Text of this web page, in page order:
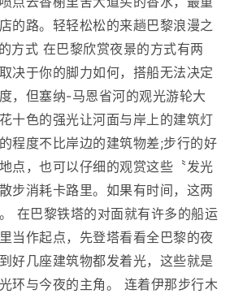
的路。轻轻松松的来趟巴黎浪漫之
方式 在巴黎欣赏夜景的方式有两
决于你的脚力如何，搭船无法决定
，但塞纳-马恩省河的观光游轮大
十色的强光让河面与岸上的建筑灯
程度不比岸边的建筑物差;步行的好
点，也可以仔细的观赏这些〝发光
步消耗卡路里。如果有时间，这两
在巴黎铁塔的对面就有许多的船运
当作起点，先登塔看看全巴黎的夜
好几座建筑物都发着光，这些就是
环与今夜的主角。 连着伊那步行木